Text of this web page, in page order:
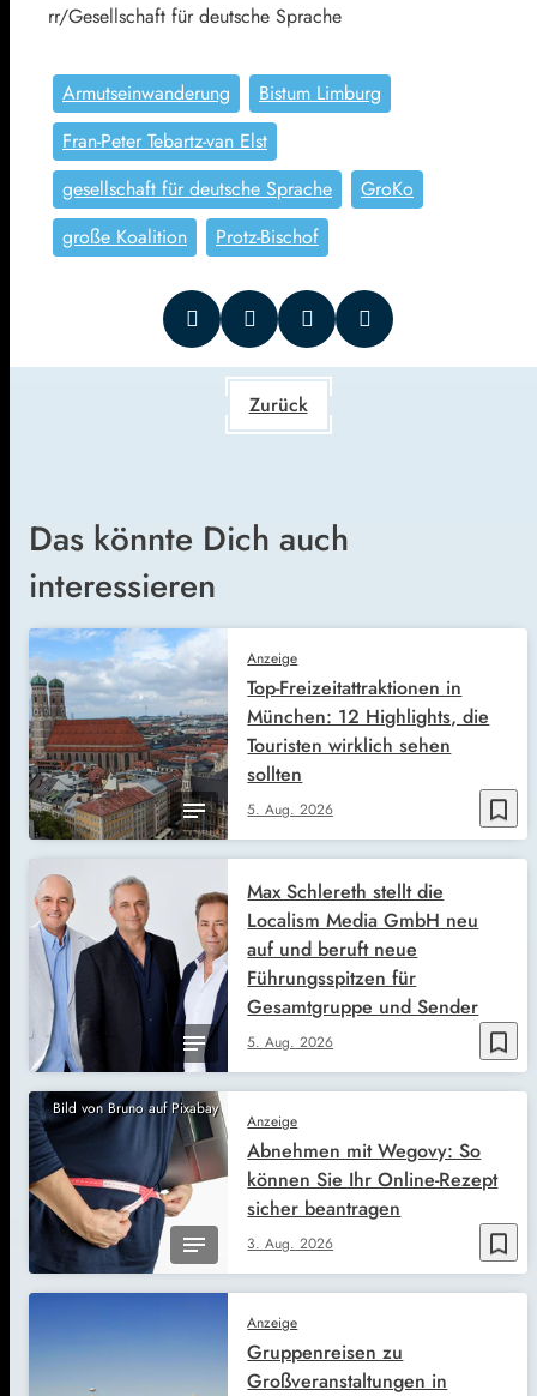
rr/Gesellschaft für deutsche Sprache
Armutseinwanderung
Bistum Limburg
Fran-Peter Tebartz-van Elst
gesellschaft für deutsche Sprache
GroKo
große Koalition
Protz-Bischof
Zurück
Das könnte Dich auch
interessieren
bookmark_border
Anzeige
5. Aug. 2026
Top-Freizeitattraktionen in
München: 12 Highlights, die
Touristen wirklich sehen
sollten
bookmark_border
5. Aug. 2026
Max Schlereth stellt die
Localism Media GmbH neu
auf und beruft neue
Führungsspitzen für
Gesamtgruppe und Sender
Bild von Bruno auf Pixabay
bookmark_border
Anzeige
3. Aug. 2026
Abnehmen mit Wegovy: So
können Sie Ihr Online-Rezept
sicher beantragen
Anzeige
Gruppenreisen zu
Großveranstaltungen in